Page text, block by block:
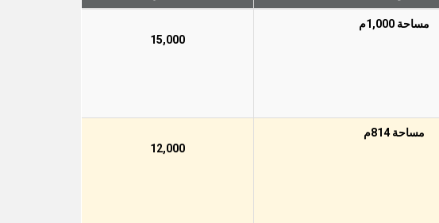
مساحة 1,000م
15,000
مساحة 814م
12,000